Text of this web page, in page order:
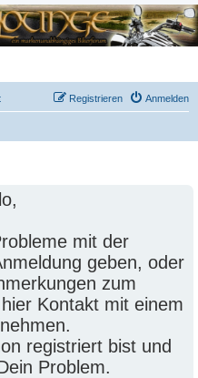
Anmelden
Registrieren
mit der
geben, oder
zum
Kontakt mit einem
registriert bist und
Problem.